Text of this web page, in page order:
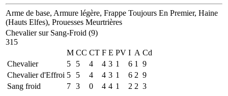
Arme de base, Armure légère, Frappe Toujours En Premier, Haine
(Hauts Elfes), Prouesses Meurtrières
Chevalier sur Sang-Froid (9)
315
M CC CT F E PV I A Cd
Chevalier
5 5 4 4 3 1 6 1
9
Chevalier d'Effroi 5 5 4 4 3 1 6 2 9
Sang froid
7 3 0 4 4 1 2 2 3